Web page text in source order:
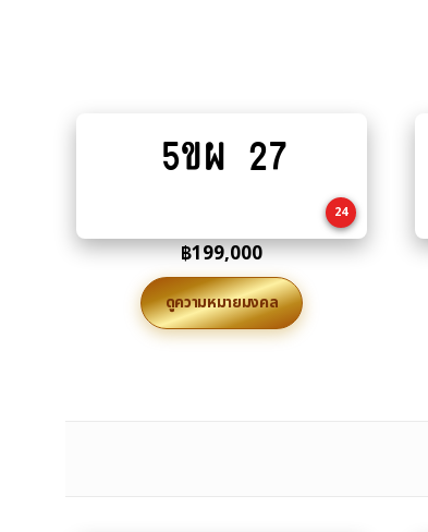
Add
to
5ขผ 27
24
฿199,000
ดูความหมายมงคล